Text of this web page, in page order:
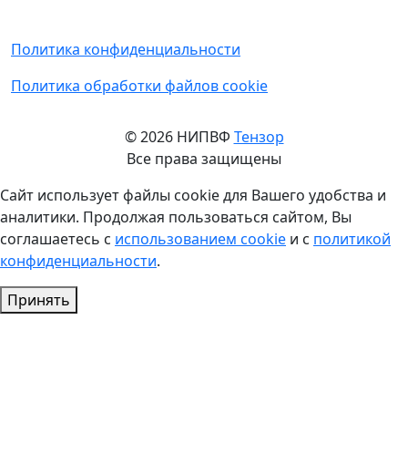
Политика конфиденциальности
Политика обработки файлов cookie
© 2026 НИПВФ Тензор
Все права защищены
Сайт использует файлы cookie для Вашего удобства и
аналитики. Продолжая пользоваться сайтом, Вы
соглашаетесь с использованием cookie и с политикой
конфиденциальности.
Принять